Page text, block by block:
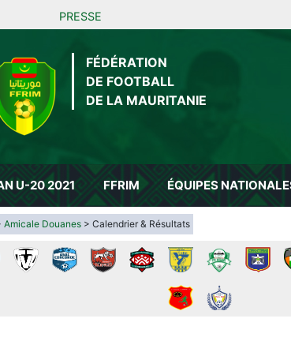
PRESSE
FÉDÉRATION
DE FOOTBALL
DE LA MAURITANIE
U-20 2021 FFRIM ÉQUIPES
Amicale Douanes > Calendrier & Résultats